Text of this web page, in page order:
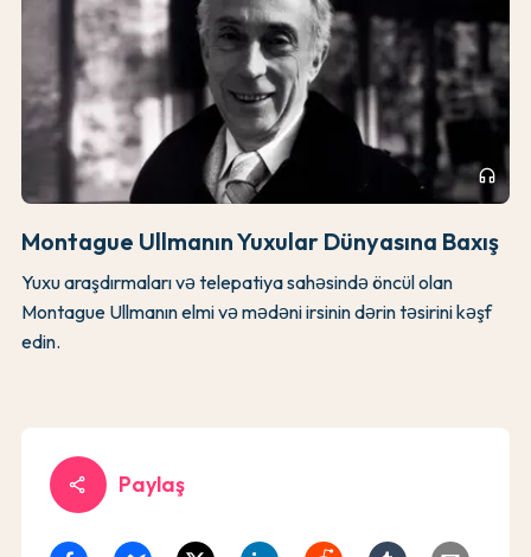
headphones
Montague Ullmanın Yuxular Dünyasına Baxış
Yuxu araşdırmaları və telepatiya sahəsində öncül olan
Montague Ullmanın elmi və mədəni irsinin dərin təsirini kəşf
edin.
share Paylaş